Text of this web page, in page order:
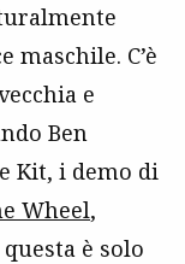
maschile. C’è
e
Ben
Kit, i demo di
Wheel,
è solo